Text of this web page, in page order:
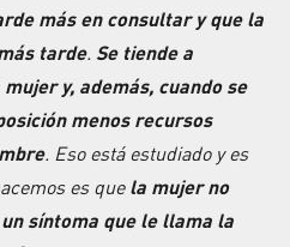
más en consultar y que la
tarde. Se tiende a
y, además, cuando se
menos recursos
. Eso está estudiado y es
es que la mujer no
síntoma que le llama la